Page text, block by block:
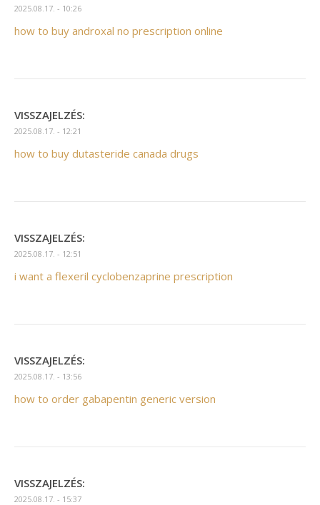
2025.08.17. - 10:26
how to buy androxal no prescription online
VISSZAJELZÉS:
2025.08.17. - 12:21
how to buy dutasteride canada drugs
VISSZAJELZÉS:
2025.08.17. - 12:51
i want a flexeril cyclobenzaprine prescription
VISSZAJELZÉS:
2025.08.17. - 13:56
how to order gabapentin generic version
VISSZAJELZÉS:
2025.08.17. - 15:37